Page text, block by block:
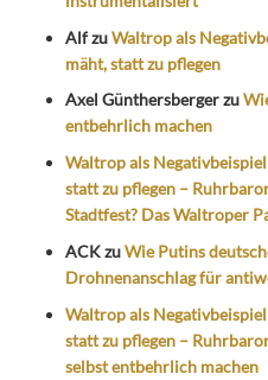
AlfzuWaltrop als
mäht, statt zu pflegen
Axel Günthersbergerzu
entbehrlich machen
Waltrop als
statt zu pflegen –
Stadtfest? Das Waltroper
ACKzuWie Putins
Drohnenanschlag für
Waltrop als
statt zu pflegen –
selbst entbehrlich machen